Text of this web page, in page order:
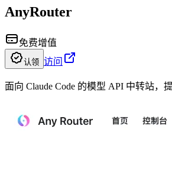
AnyRouter
免费增值
认领 访问
面向 Claude Code 的模型 API 中转站，